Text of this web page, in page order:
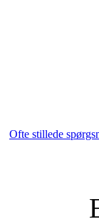
Ofte stillede